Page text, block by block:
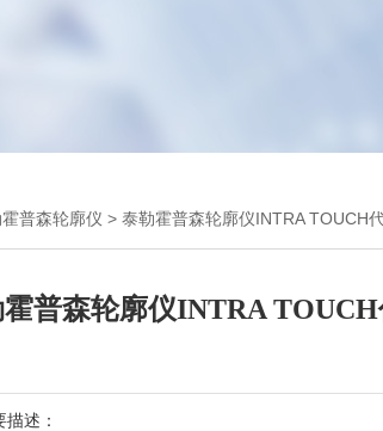
普森轮廓仪 > 泰勒霍普森轮廓仪INTRA TOUCH
普森轮廓仪INTRA
描述：